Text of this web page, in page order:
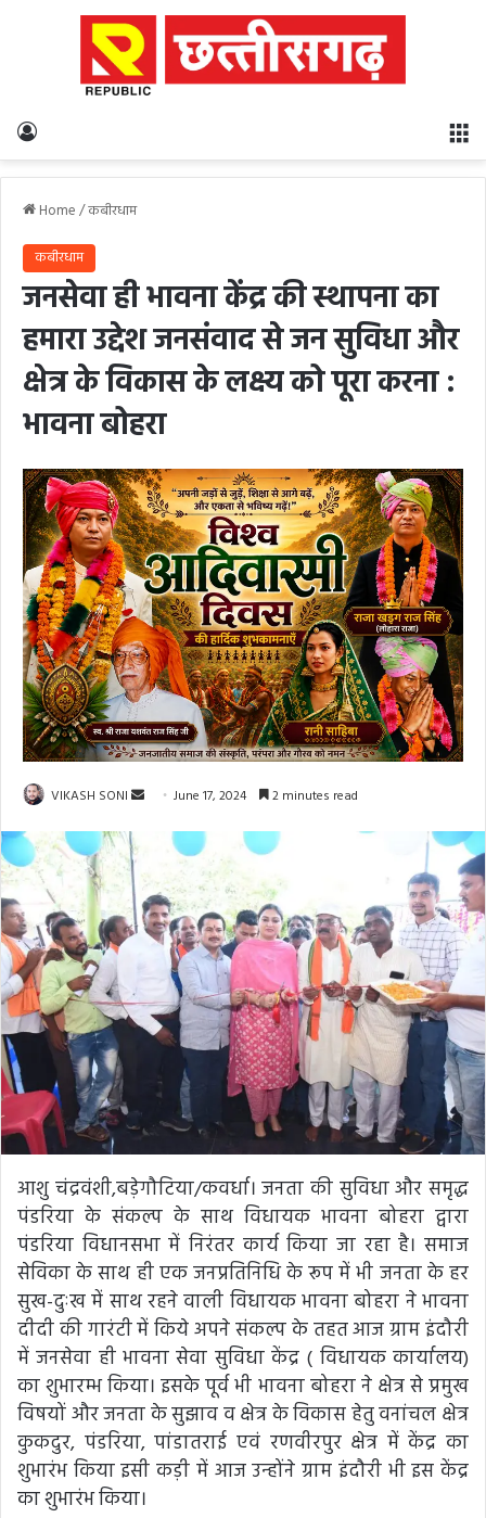
Home/कबीरधाम
कबीरधाम
जनसेवा ही भावना केंद्र की स्थापना का
हमारा उद्देश जनसंवाद से जन सुविधा और
क्षेत्र के विकास के लक्ष्य को पूरा करना :
भावना बोहरा
VIKASH SONI
Send
email
June 17, 2024 2 minutes read
आशु चंद्रवंशी,बड़ेगौटिया/कवर्धा। जनता की सुविधा और समृद्ध
पंडरिया के संकल्प के साथ विधायक भावना बोहरा द्वारा
पंडरिया विधानसभा में निरंतर कार्य किया जा रहा है। समाज
सेविका के साथ ही एक जनप्रतिनिधि के रूप में भी जनता के हर
सुख-दुःख में साथ रहने वाली विधायक भावना बोहरा ने भावना
दीदी की गारंटी में किये अपने संकल्प के तहत आज ग्राम इंदौरी
में जनसेवा ही भावना सेवा सुविधा केंद्र ( विधायक कार्यालय)
का शुभारम्भ किया। इसके पूर्व भी भावना बोहरा ने क्षेत्र से प्रमुख
विषयों और जनता के सुझाव व क्षेत्र के विकास हेतु वनांचल क्षेत्र
कुकदुर, पंडरिया, पांडातराई एवं रणवीरपुर क्षेत्र में केंद्र का
शुभारंभ किया इसी कड़ी में आज उन्होंने ग्राम इंदौरी भी इस केंद्र
का शुभारंभ किया।